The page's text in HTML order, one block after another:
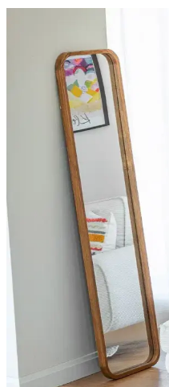
Dergi ve Gazete
Dergi ve gazete tutucuları,
Ev Dekorasyonunda
Ev dekorasyonunda halı
Salon Duvar
Salon duvarlarında rafların
Giriş Holü
Giriş holü dekorasyonunda
ABD'de USM Haller
USM Haller modüler
maliyetleri ve kullanıcı
Yeşil Kanepe